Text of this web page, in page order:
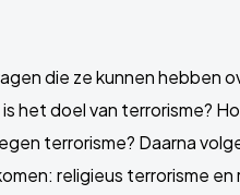
die ze kunnen hebben
het doel van terrorisme?
terrorisme? Daarna
religieus terrorisme